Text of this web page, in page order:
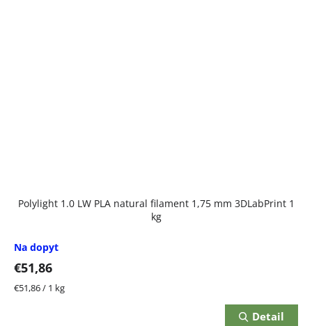
Polylight 1.0 LW PLA natural filament 1,75 mm 3DLabPrint 1
kg
Na dopyt
€51,86
Jednotková
€51,86 / 1 kg
Detail